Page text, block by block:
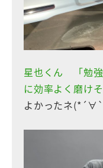
星也くん 「勉強
に効率よく磨け
よかったネ